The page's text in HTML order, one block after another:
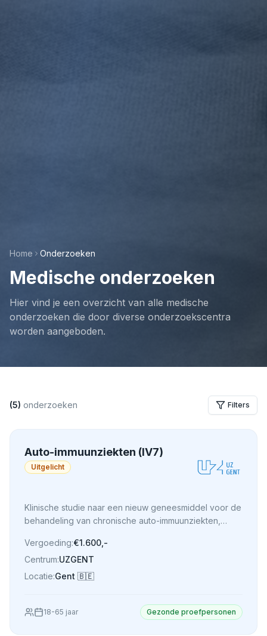
Home Onderzoeken
Medische onderzoeken
Hier vind je een overzicht van alle medische
onderzoeken die door diverse onderzoekscentra
worden aangeboden.
(5) onderzoeken Filters
Auto-immuunziekten (IV7)
Uitgelicht
Klinische studie naar een nieuw geneesmiddel voor de
behandeling van chronische auto-immuunziekten,
onderzocht.
Vergoeding:€1.600,-
Centrum:UZGENT
Locatie:Gent 🇧🇪
18-65 jaar Gezonde proefpersonen